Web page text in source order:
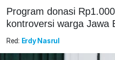
Program donasi
kontroversi warga Jawa
Red: Erdy Nasrul